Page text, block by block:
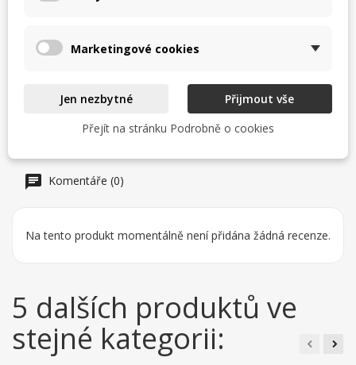
Cena uvedena za 1 kus
Komentáře (0)
Na tento produkt momentálně není přidána žádná recenze.
5 dalších produktů ve
stejné kategorii:
Marketingové cookies
Jen nezbytné
Přijmout vše
Přejít na stránku Podrobně o cookies